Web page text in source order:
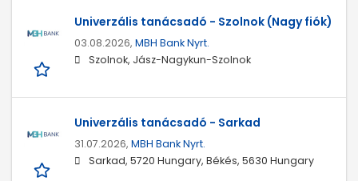
Univerzális tanácsadó - Szolnok (Nagy fiók)
03.08.2026, MBH Bank Nyrt.
Szolnok, Jász-Nagykun-Szolnok
Univerzális tanácsadó - Sarkad
31.07.2026, MBH Bank Nyrt.
Sarkad, 5720 Hungary, Békés, 5630 Hungary